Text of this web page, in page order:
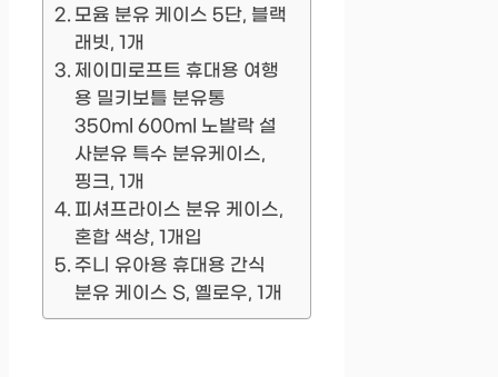
모윰 분유 케이스 5단, 블랙
래빗, 1개
제이미로프트 휴대용 여행
용 밀키보틀 분유통
350ml 600ml 노발락 설
사분유 특수 분유케이스,
핑크, 1개
피셔프라이스 분유 케이스,
혼합 색상, 1개입
주니 유아용 휴대용 간식
분유 케이스 S, 옐로우, 1개